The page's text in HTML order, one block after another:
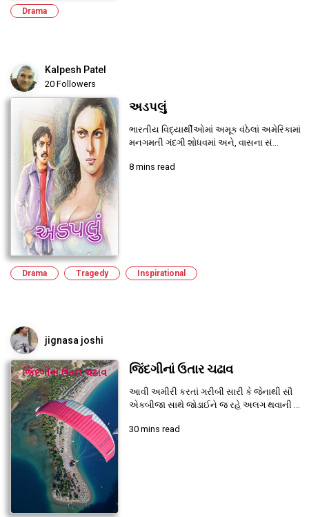
Drama
Kalpesh Patel
20 Followers
અડપલું
ભારતીય વિદ્યાર્થીઓમાં અમૂક વંઠેલાં અમેરિકામાં
મનગમતી ગંદગી શોધવમાં અને, વાસના સં...
8 mins read
Drama Tragedy Inspirational
jignasa joshi
જિંદગીનાં ઉતાર ચઢાવ
આવી અમીરી કરતાં ગરીબી સારી કે જેનાથી સૌ
એકબીજા સાથે જોડાઈને જ રહે અલગ થવાની ...
30 mins read